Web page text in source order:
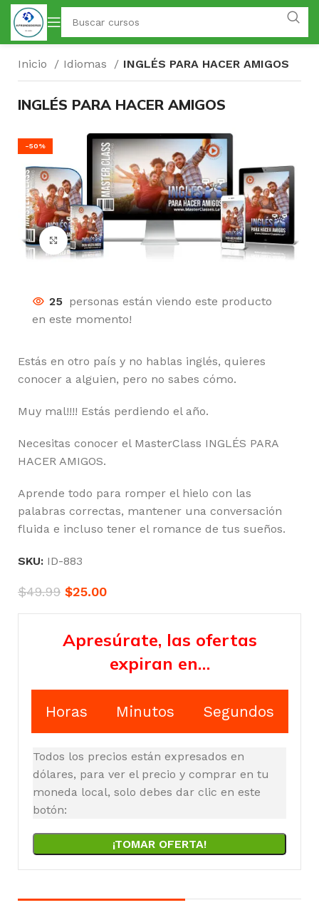
Inicio Idiomas INGLÉS PARA HACER AMIGOS
INGLÉS PARA HACER AMIGOS
-50%
Click para agrandar
25 personas están viendo este producto
en este momento!
Estás en otro país y no hablas inglés, quieres
conocer a alguien, pero no sabes cómo.
Muy mal!!!! Estás perdiendo el año.
Necesitas conocer el MasterClass INGLÉS PARA
HACER AMIGOS.
Aprende todo para romper el hielo con las
palabras correctas, mantener una conversación
fluida e incluso tener el romance de tus sueños.
SKU: ID-883
$49.99 $25.00
Apresúrate, las ofertas
expiran en…
Horas Minutos Segundos
Todos los precios están expresados en
dólares, para ver el precio y comprar en tu
moneda local, solo debes dar clic en este
botón:
¡TOMAR OFERTA!